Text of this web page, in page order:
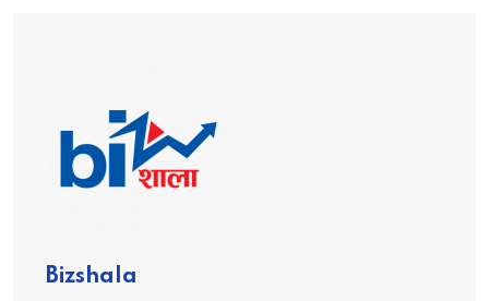
Bizshala